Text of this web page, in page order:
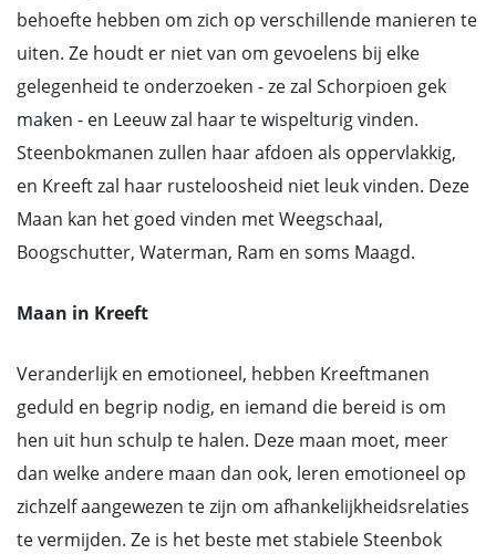
behoefte hebben om zich op verschillende manieren te
uiten. Ze houdt er niet van om gevoelens bij elke
gelegenheid te onderzoeken - ze zal Schorpioen gek
maken - en Leeuw zal haar te wispelturig vinden.
Steenbokmanen zullen haar afdoen als oppervlakkig,
en Kreeft zal haar rusteloosheid niet leuk vinden. Deze
Maan kan het goed vinden met Weegschaal,
Boogschutter, Waterman, Ram en soms Maagd.
Maan in Kreeft
Veranderlijk en emotioneel, hebben Kreeftmanen
geduld en begrip nodig, en iemand die bereid is om
hen uit hun schulp te halen. Deze maan moet, meer
dan welke andere maan dan ook, leren emotioneel op
zichzelf aangewezen te zijn om afhankelijkheidsrelaties
te vermijden. Ze is het beste met stabiele Steenbok